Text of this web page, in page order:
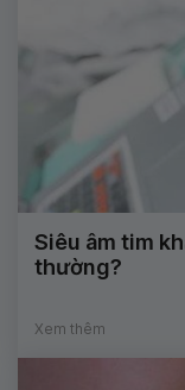
Siêu âm tim
thường?
Xem thêm